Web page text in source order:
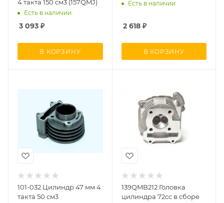
4 такта 150 см3 (157QMJ)
Есть в наличии
3 093 ₽
В КОРЗИНУ
Есть в наличии
2 618₽
В КОРЗИНУ
101-032 Цилиндр 47 мм 4
такта 50 см3
139QMB212 Головка
цилиндра 72cc в сборе